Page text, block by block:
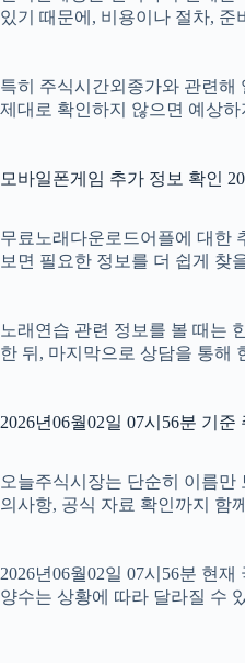
있기 때문에, 비용이나 절차,
특히 주식시간외종가와 관련해
제대로 확인하지 않으면 예상
모바일폰게임 추가 정보 확인
무료노래다운로드어플에 대한
보면 필요한 정보를 더 쉽게 찾
노래연습 관련 정보를 볼 때는
한 뒤, 마지막으로 상담을 통해
2026년06월02일 07시56분 기
오늘주식시장는 단순히 이름만
의사항, 공식 자료 확인까지 함
2026년06월02일 07시56분 현
양수는 상황에 따라 달라질 수